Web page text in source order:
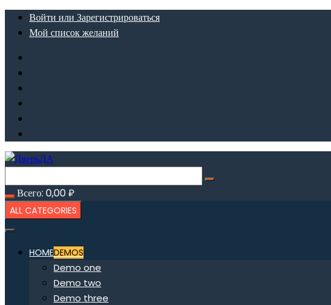
ПерейтиВойти или Зарегистрироваться
Мой список желаний
Всего: 0,00₽
ALL CATEGORIES
HOMEDEMOS
Demo one
Demo two
Demo three